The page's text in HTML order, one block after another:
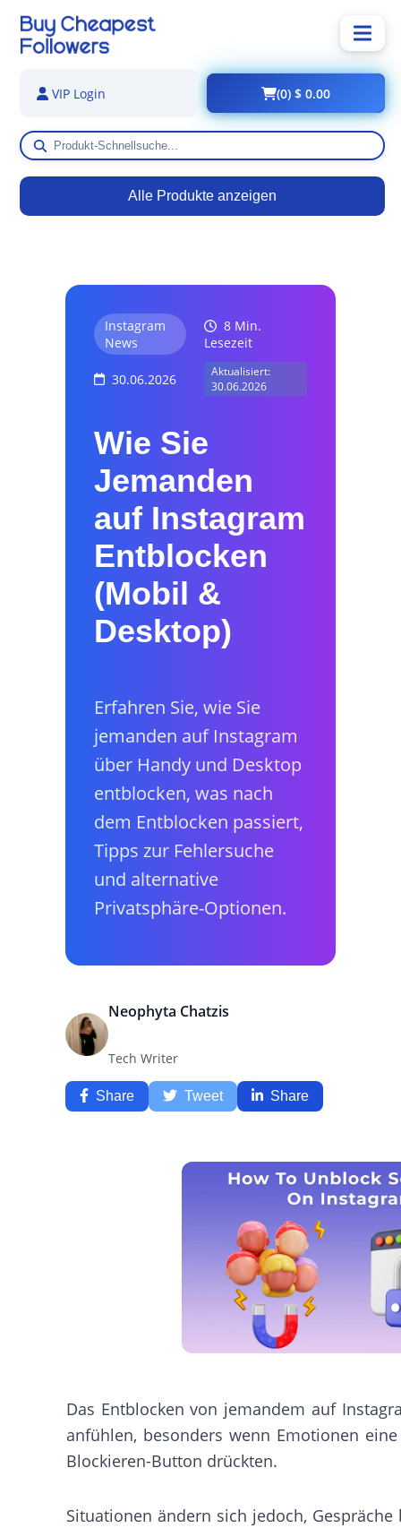
Alle Produkte anzeigen
VIP Login (0) $ 0.00
Instagram
News
8 Min.
Lesezeit
30.06.2026
Aktualisiert:
30.06.2026
Wie Sie
Jemanden
auf Instagram
Entblocken
(Mobil &
Desktop)
Erfahren Sie, wie Sie
jemanden auf Instagram
über Handy und Desktop
entblocken, was nach
dem Entblocken passiert,
Tipps zur Fehlersuche
und alternative
Privatsphäre-Optionen.
Neophyta Chatzis
Tech Writer
Share Tweet Share
Das Entblocken von jemandem auf
anfühlen, besonders wenn Emotionen
Blockieren-Button drückten.
Situationen ändern sich jedoch,